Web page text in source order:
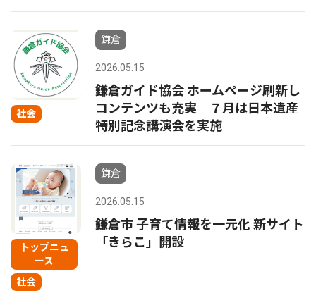
社会
鎌倉
2026.05.15
鎌倉ガイド協会 ホームページ刷新し
コンテンツも充実 ７月は日本遺産
特別記念講演会を実施
トップニュ
ース
社会
鎌倉
2026.05.15
鎌倉市 子育て情報を一元化 新サイト
「きらこ」開設